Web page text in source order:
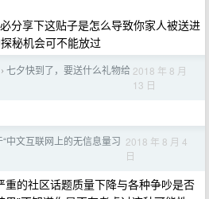
分享下这贴子是怎么导致你家人被送进
秘机会可不能放过
› 七夕快到了，要送什么礼物给 2018 年 8 月
13 日
“中文互联网上的无信息量习 2018 年 8 月 4
日
重的社区话题质量下降与各种争吵是否